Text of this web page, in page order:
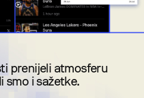
prenijeli atmosferu
smo i sažetke.